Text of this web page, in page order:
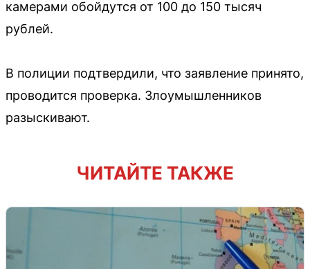
камерами обойдутся от 100 до 150 тысяч
рублей.
В полиции подтвердили, что заявление принято,
проводится проверка. Злоумышленников
разыскивают.
ЧИТАЙТЕ ТАКЖЕ